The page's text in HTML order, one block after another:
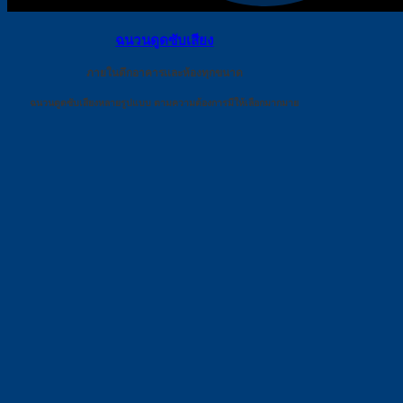
ฉนวนดูดซับเสียง
ภายในตึกอาคารเเละห้องทุกขนาด
ฉนวนดูดซับเสียงหลายรูปแบบ ตามความต้องการมีให้เลือกมากมาย